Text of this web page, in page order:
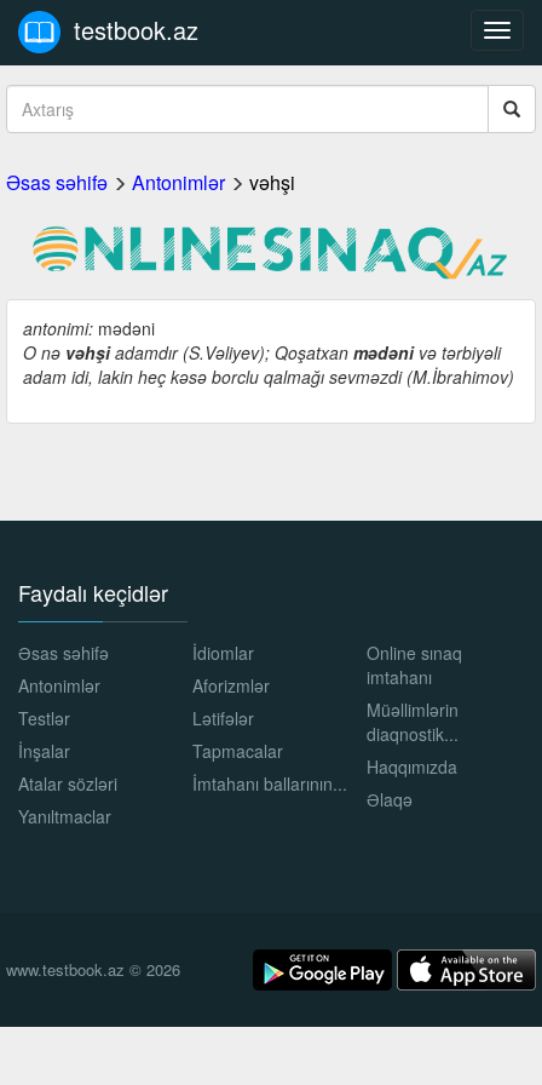
testbook.az
Əsas səhifə Antonimlər vəhşi
antonimi: mədəni
O nə vəhşiadamdır (S.Vəliyev); Qoşatxan mədənivə tərbiyəli
adam idi, lakin heç kəsə borclu qalmağı sevməzdi (M.İbrahimov)
Faydalı keçidlər
Əsas səhifə
Antonimlər
Testlər
İnşalar
Atalar sözləri
Yanıltmaclar
İdiomlar
Aforizmlər
Lətifələr
Tapmacalar
İmtahanı ballarının...
Online sınaq
imtahanı
Müəllimlərin
diaqnostik...
Haqqımızda
Əlaqə
www.testbook.az © 2026